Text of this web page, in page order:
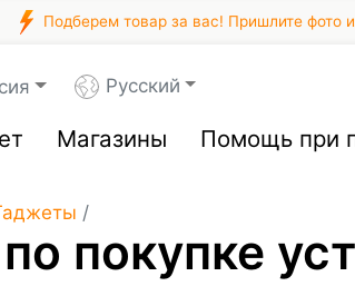
Подберем товар за вас! Пришлите
Русский
Магазины Помощь при
/
покупке